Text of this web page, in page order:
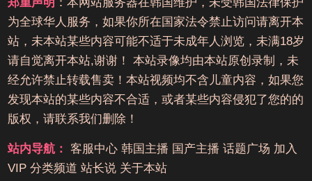
郑重声明 ：本网站服务器在韩国维护，未受韩国法律保护
为全球华人服务，如果你所在国家法令禁止访问请离开本
站，未本站某些内容可能不适于未成年人浏览，未满18岁
请自觉离开本站,谢谢！ 本站录像均由本站原创录制，未
经允许禁止转载售卖！本站视频均不含儿童内容，如果您
发现本站的某些内容不合适，或者某些内容侵犯了您的的
版权，请联系我们删除！
站内导航： 客服中心 韩国主播 国产主播 话题广场 加入
VIP 分类频道 站长说 关于本站